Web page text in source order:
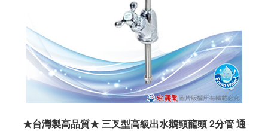
★台灣製高品質★ 三叉型高級出水鵝頸龍頭 2分管 通